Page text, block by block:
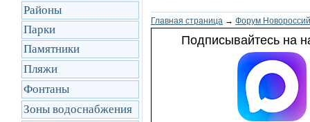
Районы
Парки
Памятники
Пляжи
Фонтаны
Зоны водоснабжения
Главная страница → Форум
Подписывайтесь на